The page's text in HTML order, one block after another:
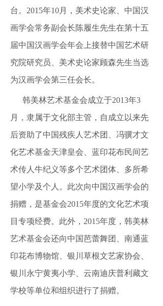
台。2015年10月，美术史论家、中国汉
画学会常务副会长陈履生先生在第十五
届中国汉画学会年会上接替中国艺术研
究院研究员、美术史论家顾森先生当选
为汉画学会第三任会长。
韩美林艺术基金会成立于2013年3
月，隶属于文化部主管，自成立以来先
后资助了中国残疾人艺术团、冯骥才文
化艺术基金天津皇会、蓝印花布民间艺
术传人牛纪义等多个艺术团体、多所希
望小学及个人。此次向中国汉画学会的
捐赠，是基金会2015年度的文化艺术项
目专项经费。此外，2015年度，韩美林
艺术基金会还向中国芭蕾舞团、南通蓝
印花布博物馆、银川草根文艺家协会、
银川永宁黄夷小学、云南迪庆普利藏文
学校等单位和组织进行了捐赠。